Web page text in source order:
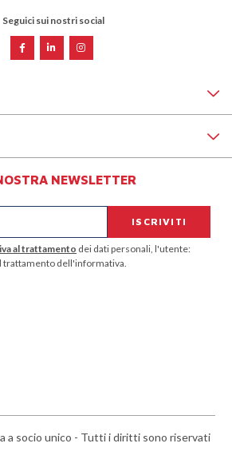
Seguici sui nostri social
NEWSLETTER
al trattamento dei dati personali, l'utente:
trattamento dell'informativa.
a socio unico - Tutti i diritti sono riservati